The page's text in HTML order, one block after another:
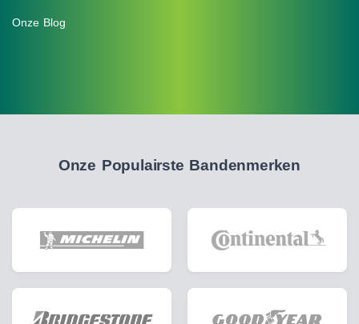
Onze Blog
Onze Populairste Bandenmerken